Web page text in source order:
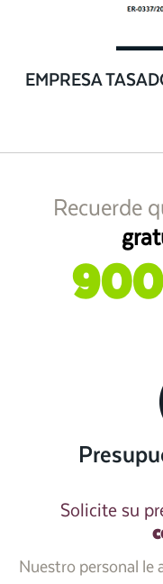
EMPRESA
Recuerde
900
Solicite su
Nuestro personal le